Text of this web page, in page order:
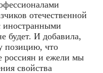
отечественной
иностранными
будет. И добавила,
позицию, что
россиян и ежели мы
свойства